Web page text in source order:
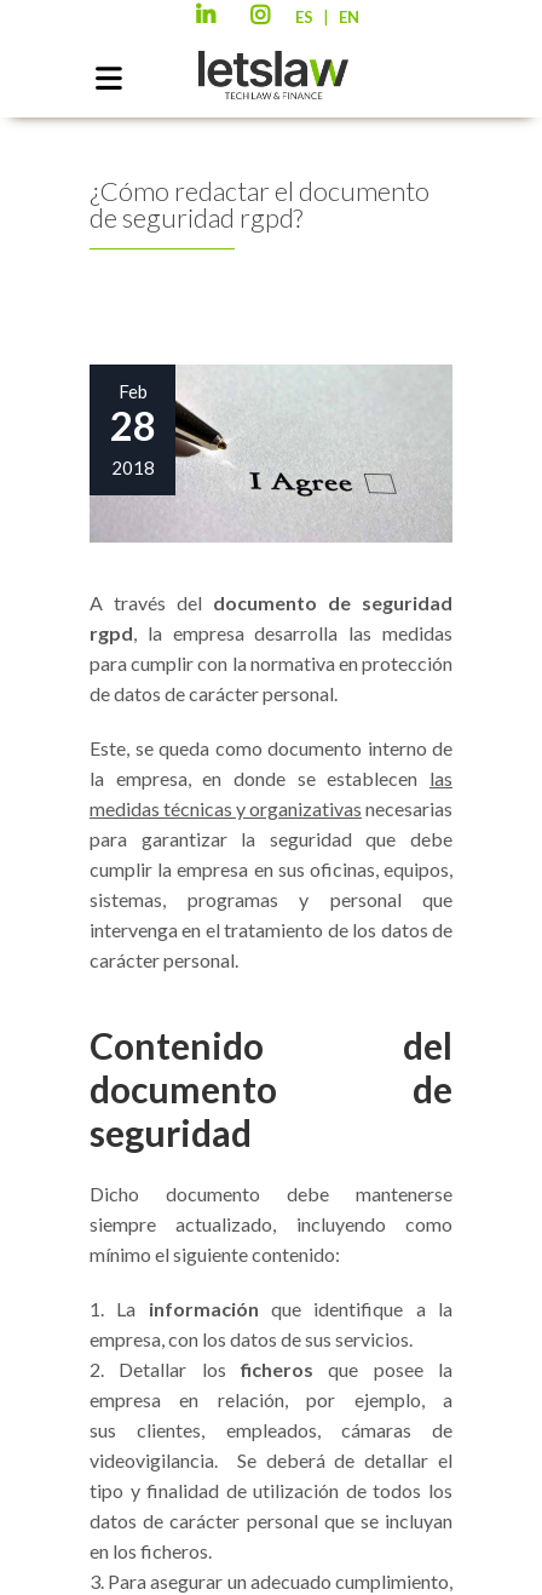
ES EN
¿Cómo redactar el documento
de seguridad rgpd?
Feb
28
2018
A través del documento de seguridad
rgpd, la empresa desarrolla las medidas
para cumplir con la normativa en protección
de datos de carácter personal.
Este, se queda como documento interno de
la empresa, en donde se establecen las
medidas técnicas y organizativas necesarias
para garantizar la seguridad que debe
cumplir la empresa en sus oficinas, equipos,
sistemas, programas y personal que
intervenga en el tratamiento de los datos de
carácter personal.
Contenido del
documento de
seguridad
Dicho documento debe mantenerse
siempre actualizado, incluyendo como
mínimo el siguiente contenido:
La información que identifique a la
empresa, con los datos de sus servicios.
Detallar losficheros que posee la
empresa en relación, por ejemplo, a
sus clientes, empleados, cámaras de
videovigilancia. Se deberá de detallar el
tipo y finalidad de utilización de todos los
datos de carácter personal que se incluyan
en los ficheros.
Para asegurar un adecuado cumplimiento,